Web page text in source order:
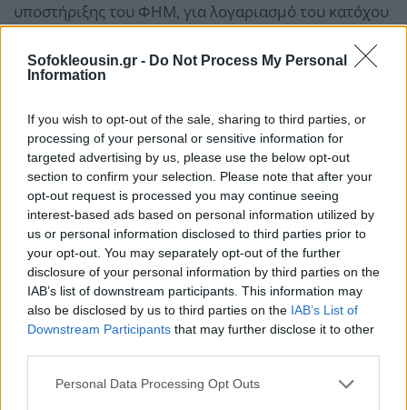
Sofokleousin.gr - Do Not Process My Personal
Information
If you wish to opt-out of the sale, sharing to third parties, or
processing of your personal or sensitive information for
targeted advertising by us, please use the below opt-out
section to confirm your selection. Please note that after your
opt-out request is processed you may continue seeing
interest-based ads based on personal information utilized by
us or personal information disclosed to third parties prior to
your opt-out. You may separately opt-out of the further
disclosure of your personal information by third parties on the
IAB’s list of downstream participants. This information may
also be disclosed by us to third parties on the IAB’s List of
Downstream Participants that may further disclose it to other
Personal Data Processing Opt Outs
υποστήριξης του ΦΗΜ, για λογαριασμό του κατόχου
Οι κωδικοί οριστικής παύσης ΦΗΜ των
23 Παύση λόγω πλήρωσης μνήμης
41 Απόσυρση Φ.Η.Μ
10 Αυτοπαράδοση λόγω παύσης εργασιών της
επιχείρησης
24 Παύση λόγω θανάτου
38 Ασυμβατότητα με δεκαδικά των
συντελεστών ΦΠΑ
25 Παύση λόγω βλάβης φορολογικής μνήμης
Από την 1-6-2020 και εξής, η τυχόν έκδοση στοιχείων